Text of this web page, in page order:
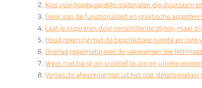
Kies voor hoogwaardige materialen die duurzaam
Denk aan de functionaliteit en praktische
Laat je inspireren door verschillende stijlen, maar
Houd rekening met de beschikbare ruimte en zorg
Overleg regelmatig met de vakmensen die het
Wees niet bang om creatief te zijn en unieke
Verlies de afwerking niet uit het oog, details maken